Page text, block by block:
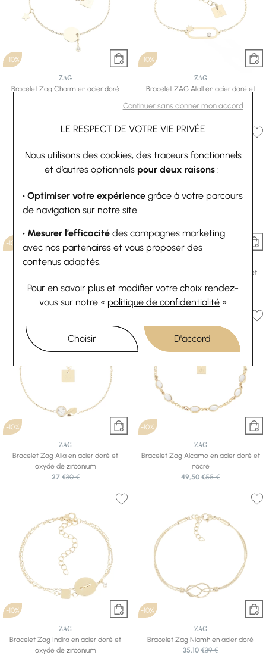
Continuer sans donner mon accord
LE RESPECT DE VOTRE VIE PRIVÉE
Nous utilisons des cookies, des traceurs fonctionnels
et d’autres optionnels pour deux raisons :
• Optimiser votre expérience grâce à votre parcours
de navigation sur notre site.
• Mesurer l’efficacité des campagnes marketing
avec nos partenaires et vous proposer des
contenus adaptés.
Pour en savoir plus et modifier votre choix rendez-
vous sur notre « politique de confidentialité »
Choisir D'accord
-10%
ZAG
Bracelet Zag Charm en acier doré
-10%
ZAG
Bracelet ZAG Atoll en acier doré et
28,80 €32 €
-10%
ZAG
35 €
Bracelet Zag Tergu en acier doré et
oxyde de zirconium
40,50 €45 €
-10%
ZAG
Bracelet Zag Alia en acier doré et
oxyde de zirconium
27 €30 €
-10%
ZAG
Bracelet Zag Alcamo en acier doré et
nacre
49,50 €55 €
-10%
ZAG
Bracelet Zag Indira en acier doré et
oxyde de zirconium
-10%
ZAG
Bracelet Zag Niamh en acier doré
35,10 €39 €